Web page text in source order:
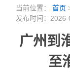
当前位置：首页
发布时间：
广州到
至